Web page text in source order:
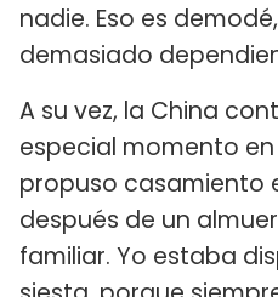
nadie. Eso es
demasiado
A su vez, la China
especial momento
propuso casamiento
después de un
familiar. Yo estaba